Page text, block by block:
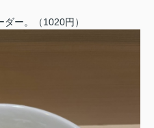
ー。（1020円）